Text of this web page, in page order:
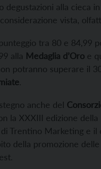
alla cieca
vista,
tra 80 e 84,99
alla Medaglia d’Oro e
potranno superare il
.
anche del
la XXXIII edizione della
di Trentino Marketing e
della promozione